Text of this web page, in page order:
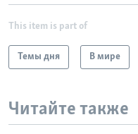
This item is part of
Темы дня В мире
Читайте также